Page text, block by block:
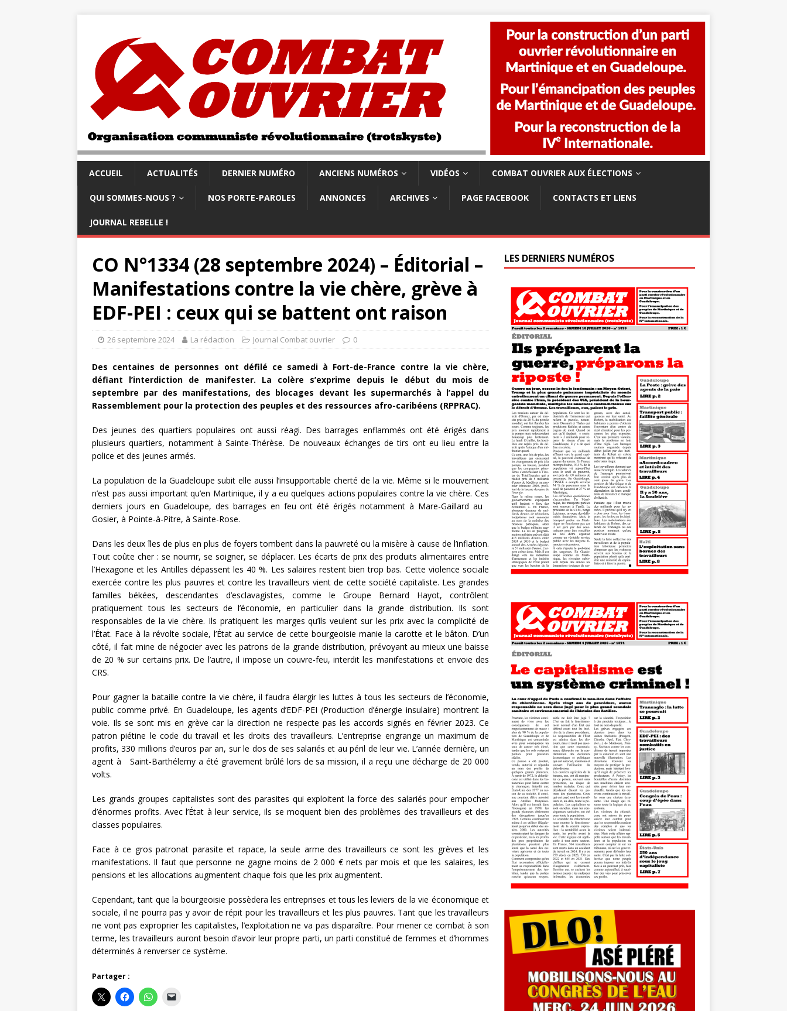
ACCUEIL ACTUALITÉS DERNIER NUMÉRO ANCIENS NUMÉROS VIDÉOS COMBAT OUVRIER AUX ÉLECTIONS
QUI SOMMES-NOUS ? NOS PORTE-PAROLES ANNONCES ARCHIVES PAGE FACEBOOK CONTACTS ET LIENS
JOURNAL REBELLE !
CO N°1334 (28 septembre 2024) – Éditorial –
Manifestations contre la vie chère, grève à
EDF-PEI : ceux qui se battent ont raison
26 septembre 2024 La rédaction Journal Combat ouvrier 0
Des centaines de personnes ont défilé ce samedi à Fort-de-France contre la vie chère,
défiant l’interdiction de manifester. La colère s’exprime depuis le début du mois de
septembre par des manifestations, des blocages devant les supermarchés à l’appel du
Rassemblement pour la protection des peuples et des ressources afro-caribéens (RPPRAC).
Des jeunes des quartiers populaires ont aussi réagi. Des barrages enflammés ont été érigés dans
plusieurs quartiers, notamment à Sainte-Thérèse. De nouveaux échanges de tirs ont eu lieu entre la
police et des jeunes armés.
La population de la Guadeloupe subit elle aussi l’insupportable cherté de la vie. Même si le mouvement
n’est pas aussi important qu’en Martinique, il y a eu quelques actions populaires contre la vie chère. Ces
derniers jours en Guadeloupe, des barrages en feu ont été érigés notamment à Mare-Gaillard au
Gosier, à Pointe-à-Pitre, à Sainte-Rose.
Dans les deux îles de plus en plus de foyers tombent dans la pauvreté ou la misère à cause de l’inflation.
Tout coûte cher : se nourrir, se soigner, se déplacer. Les écarts de prix des produits alimentaires entre
l’Hexagone et les Antilles dépassent les 40 %. Les salaires restent bien trop bas. Cette violence sociale
exercée contre les plus pauvres et contre les travailleurs vient de cette société capitaliste. Les grandes
familles békées, descendantes d’esclavagistes, comme le Groupe Bernard Hayot, contrôlent
pratiquement tous les secteurs de l’économie, en particulier dans la grande distribution. Ils sont
responsables de la vie chère. Ils pratiquent les marges qu’ils veulent sur les prix avec la complicité de
l’État. Face à la révolte sociale, l’État au service de cette bourgeoisie manie la carotte et le bâton. D’un
côté, il fait mine de négocier avec les patrons de la grande distribution, prévoyant au mieux une baisse
de 20 % sur certains prix. De l’autre, il impose un couvre-feu, interdit les manifestations et envoie des
CRS.
Pour gagner la bataille contre la vie chère, il faudra élargir les luttes à tous les secteurs de l’économie,
public comme privé. En Guadeloupe, les agents d’EDF-PEI (Production d’énergie insulaire) montrent la
voie. Ils se sont mis en grève car la direction ne respecte pas les accords signés en février 2023. Ce
patron piétine le code du travail et les droits des travailleurs. L’entreprise engrange un maximum de
profits, 330 millions d’euros par an, sur le dos de ses salariés et au péril de leur vie. L’année dernière, un
agent à Saint-Barthélemy a été gravement brûlé lors de sa mission, il a reçu une décharge de 20 000
volts.
Les grands groupes capitalistes sont des parasites qui exploitent la force des salariés pour empocher
d’énormes profits. Avec l’État à leur service, ils se moquent bien des problèmes des travailleurs et des
classes populaires.
Face à ce gros patronat parasite et rapace, la seule arme des travailleurs ce sont les grèves et les
manifestations. Il faut que personne ne gagne moins de 2 000 € nets par mois et que les salaires, les
pensions et les allocations augmentent chaque fois que les prix augmentent.
Cependant, tant que la bourgeoisie possèdera les entreprises et tous les leviers de la vie économique et
sociale, il ne pourra pas y avoir de répit pour les travailleurs et les plus pauvres. Tant que les travailleurs
ne vont pas exproprier les capitalistes, l’exploitation ne va pas disparaître. Pour mener ce combat à son
terme, les travailleurs auront besoin d’avoir leur propre parti, un parti constitué de femmes et d’hommes
déterminés à renverser ce système.
Partager :
LES DERNIERS NUMÉROS